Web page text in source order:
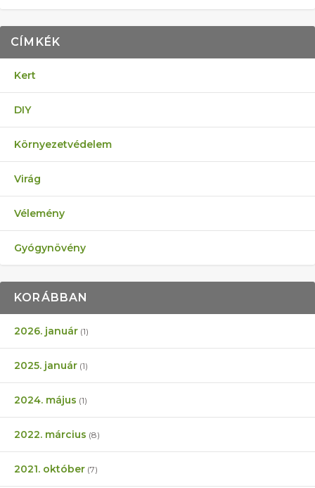
CÍMKÉK
Kert
DIY
Környezetvédelem
Virág
Vélemény
Gyógynövény
KORÁBBAN
2026. január (1)
2025. január (1)
2024. május (1)
2022. március (8)
2021. október (7)